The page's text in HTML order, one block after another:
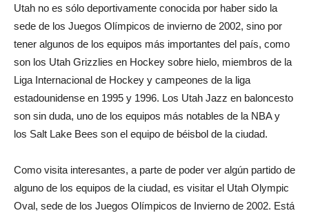
Utah no es sólo deportivamente conocida por haber sido la
sede de los Juegos Olímpicos de invierno de 2002, sino por
tener algunos de los equipos más importantes del país, como
son los Utah Grizzlies en Hockey sobre hielo, miembros de la
Liga Internacional de Hockey y campeones de la liga
estadounidense en 1995 y 1996. Los Utah Jazz en baloncesto
son sin duda, uno de los equipos más notables de la NBA y
los Salt Lake Bees son el equipo de béisbol de la ciudad.
Como visita interesantes, a parte de poder ver algún partido de
alguno de los equipos de la ciudad, es visitar el Utah Olympic
Oval, sede de los Juegos Olímpicos de Invierno de 2002. Está